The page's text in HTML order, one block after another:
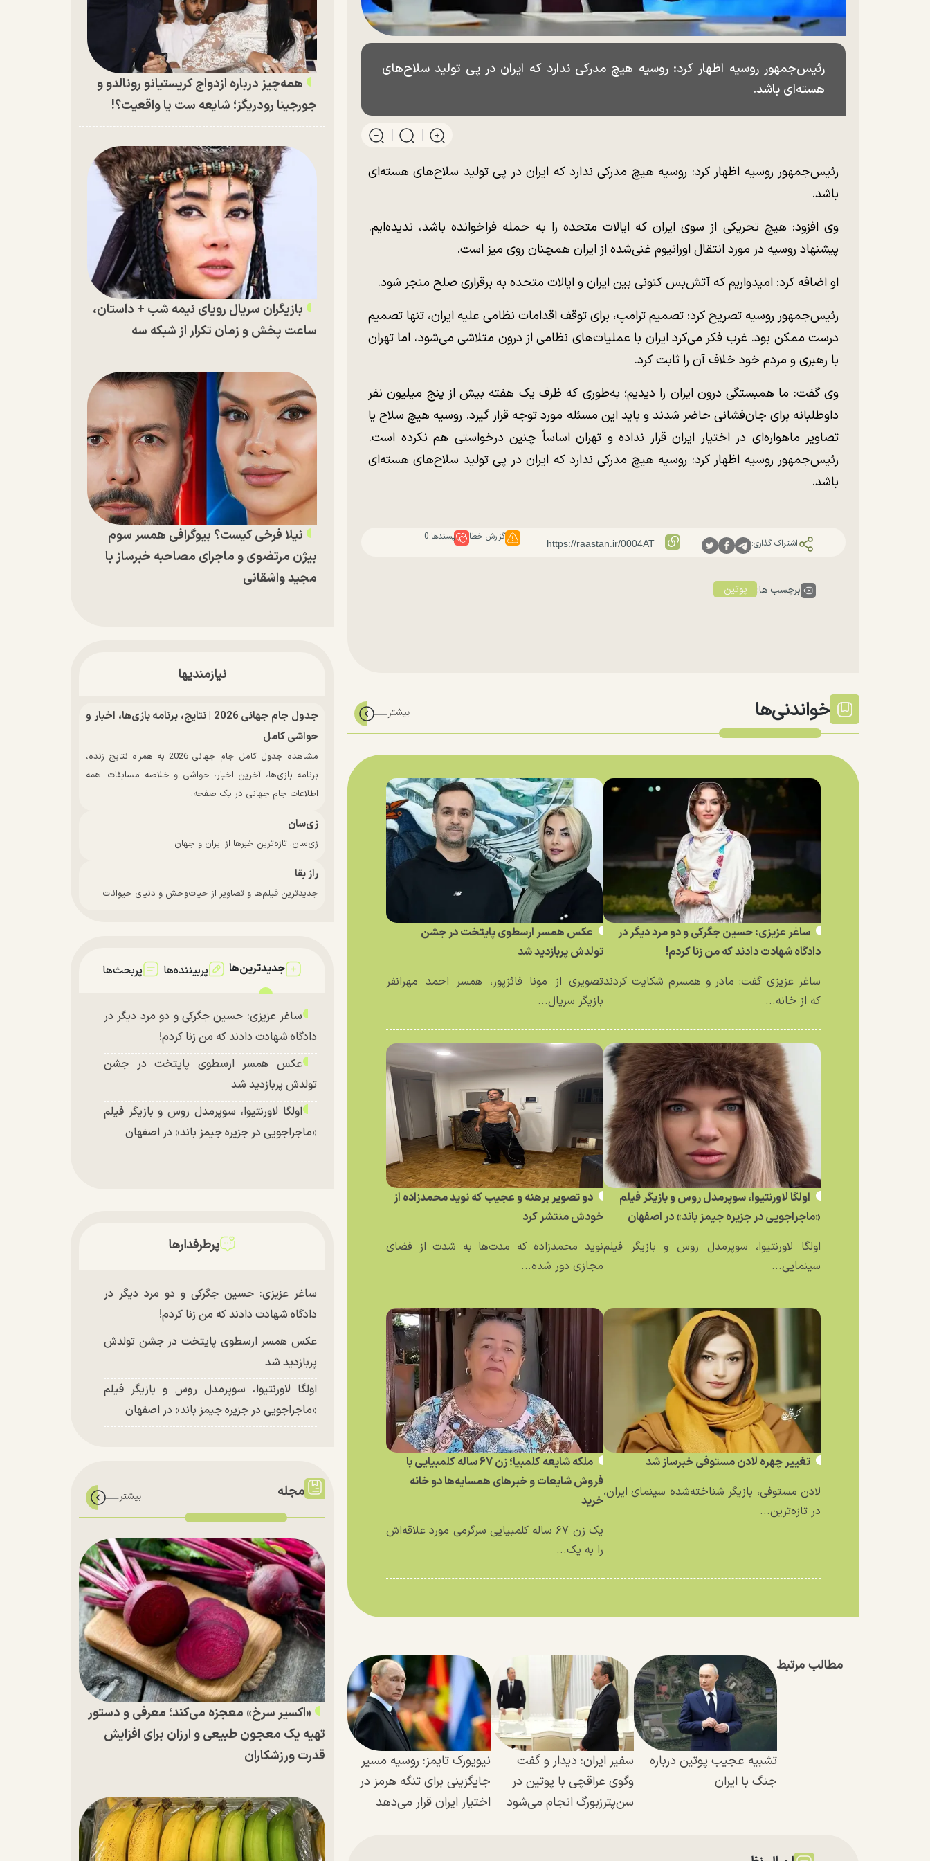
رئیس‌جمهور روسیه اظهار کرد: روسیه هیچ مدرکی ندارد که ایران در پی تولید سلاح‌های
هسته‌ای باشد.
رئیس‌جمهور روسیه اظهار کرد: روسیه هیچ مدرکی ندارد که ایران در پی تولید سلاح‌های هسته‌ای
باشد.
وی افزود: هیچ تحریکی از سوی ایران که ایالات متحده را به حمله فراخوانده باشد، ندیده‌ایم.
پیشنهاد روسیه در مورد انتقال اورانیوم غنی‌شده از ایران همچنان روی میز است.
او اضافه کرد: امیدواریم که آتش‌بس کنونی بین ایران و ایالات متحده به برقراری صلح منجر شود.
رئیس‌جمهور روسیه تصریح کرد: تصمیم ترامپ، برای توقف اقدامات نظامی علیه ایران، تنها تصمیم
درست ممکن بود. غرب فکر می‌کرد ایران با عملیات‌های نظامی از درون متلاشی می‌شود، اما تهران
با رهبری و مردم خود خلاف آن را ثابت کرد.
وی گفت: ما همبستگی درون ایران را دیدیم؛ به‌طوری که ظرف یک هفته بیش از پنج میلیون نفر
داوطلبانه برای جان‌فشانی حاضر شدند و باید این مسئله مورد توجه قرار گیرد. روسیه هیچ سلاح یا
تصاویر ماهواره‌ای در اختیار ایران قرار نداده و تهران اساساً چنین درخواستی هم نکرده است.
رئیس‌جمهور روسیه اظهار کرد: روسیه هیچ مدرکی ندارد که ایران در پی تولید سلاح‌های هسته‌ای
باشد.
اشتراک گذاری:
گزارش خطا پسندها:0
برچسب ها: پوتین
خواندنی‌ها
ساغر عزیزی: حسین جگرکی و دو مرد دیگر در
دادگاه شهادت دادند که من زنا کردم!
ساغر عزیزی گفت: مادر و همسرم شکایت کردند
که از خانه...
عکس همسر ارسطوی پایتخت در جشن
تولدش پربازدید شد
تصویری از مونا فائزپور، همسر احمد مهرانفر
بازیگر سریال...
اولگا لاورنتیوا، سوپرمدل روس و بازیگر فیلم
«ماجراجویی در جزیره جیمز باند» در اصفهان
اولگا لاورنتیوا، سوپرمدل روس و بازیگر فیلم
سینمایی...
دو تصویر برهنه و عجیب که نوید محمدزاده از
خودش منتشر کرد
نوید محمدزاده که مدت‌ها به شدت از فضای
مجازی دور شده...
تغییر چهره لادن مستوفی خبرساز شد
لادن مستوفی، بازیگر شناخته‌شده سینمای ایران،
در تازه‌ترین...
ملکه شایعه کلمبیا؛ زن ۶۷ ساله کلمبیایی با
فروش شایعات و خبر‌های همسایه‌ها دو خانه
خرید
یک زن ۶۷ ساله کلمبیایی سرگرمی مورد علاقه‌اش
را به یک...
مطالب مرتبط
تشبیه عجیب پوتین درباره
جنگ با ایران
سفیر ایران: دیدار و گفت
وگوی عراقچی با پوتین در
سن‌پترزبورگ انجام می‌شود
نیویورک تایمز: روسیه مسیر
جایگزینی برای تنگه هرمز در
اختیار ایران قرار می‌دهد
همه‌چیز درباره ازدواج کریستیانو رونالدو و
جورجینا رودریگز؛ شایعه ست یا واقعیت؟!
بازیگران سریال رویای نیمه شب + داستان،
ساعت پخش و زمان تکرار از شبکه سه
نیلا فرخی کیست؟ بیوگرافی همسر سوم
بیژن مرتضوی و ماجرای مصاحبه خبرساز با
مجید واشقانی
نیازمندیها
جدول جام جهانی 2026 | نتایج، برنامه بازی‌ها، اخبار و
حواشی کامل
مشاهده جدول کامل جام جهانی 2026 به همراه نتایج زنده،
برنامه بازی‌ها، آخرین اخبار، حواشی و خلاصه مسابقات. همه
اطلاعات جام جهانی در یک صفحه.
زی‌سان
زی‌سان: تازه‌ترین خبرها از ایران و جهان
راز بقا
جدیدترین فیلم‌ها و تصاویر از حیات‌وحش و دنیای حیوانات
جدیدترین‌ها پربیننده‌ها پربحث‌ها
ساغر عزیزی: حسین جگرکی و دو مرد دیگر در
دادگاه شهادت دادند که من زنا کردم!
عکس همسر ارسطوی پایتخت در جشن
تولدش پربازدید شد
اولگا لاورنتیوا، سوپرمدل روس و بازیگر فیلم
«ماجراجویی در جزیره جیمز باند» در اصفهان
پرطرفدارها
ساغر عزیزی: حسین جگرکی و دو مرد دیگر در
دادگاه شهادت دادند که من زنا کردم!
عکس همسر ارسطوی پایتخت در جشن تولدش
پربازدید شد
اولگا لاورنتیوا، سوپرمدل روس و بازیگر فیلم
«ماجراجویی در جزیره جیمز باند» در اصفهان
مجله
«اکسیر سرخ» معجزه می‌کند؛ معرفی و دستور
تهیه یک معجون طبیعی و ارزان برای افزایش
قدرت ورزشکاران